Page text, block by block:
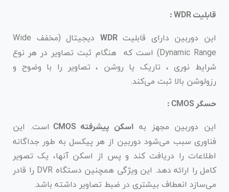
قابلیت WDR :
این دوربین دارای قابلیتWDR
دیجیتال (مخفف Wide
Dynamic Range) است که هنگام ثبت تصاویر در هر نوع
شرایط نوری ، تاریک یا روشن ، تصاویر را با وضوح و
رزولوشن بالا ثبت می‌کند.
حسگر CMOS :
این دوربین مجهز به اسکن پیشرفته CMOS
است. این
فناوری سبب می‌شود دوربین از هر پیکسل به طور جداگانه
اطلاعات را دریافت کند و پس از اسکن آنها، یک تصویر
کامل را ارائه دهد. این ویژگی همچنین دستگاه DVR را قادر
می‌سازد انعطاف بیشتری در ضبط تصاویر داشته باشد.